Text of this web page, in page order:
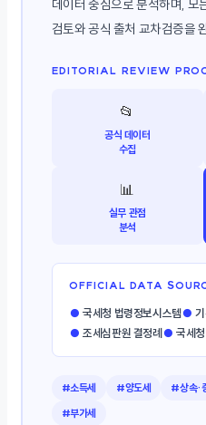
데이터 중심으로 분석하며, 모
검토와 공식 출처 교차검증을
EDITORIAL REVIEW
📂
공식 데이터
수집
📊
실무 관점
분석
OFFICIAL DATA
● 국세청 법령정보시스템●
● 조세심판원 결정례 ● 국세
#소득세 #양도세 #상속·
#부가세